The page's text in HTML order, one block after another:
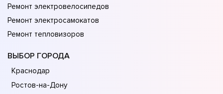
Ремонт электровелосипедов
Ремонт электросамокатов
Ремонт тепловизоров
ВЫБОР ГОРОДА
Краснодар
Ростов-на-Дону